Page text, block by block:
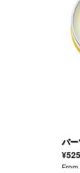
バ
リッ
¥525
From